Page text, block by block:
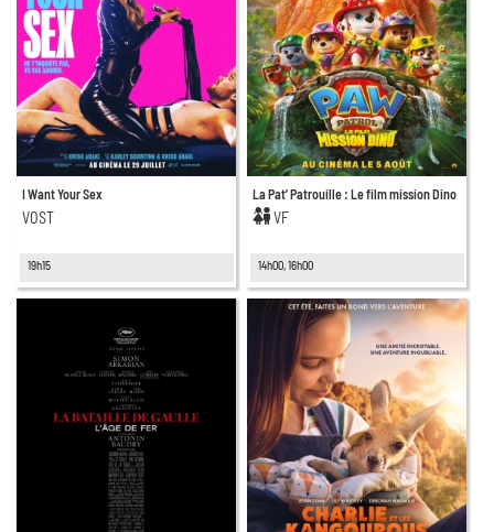
I Want Your Sex
VOST
19h15
La Pat’ Patrouille : Le film mission Dino
VF
14h00, 16h00